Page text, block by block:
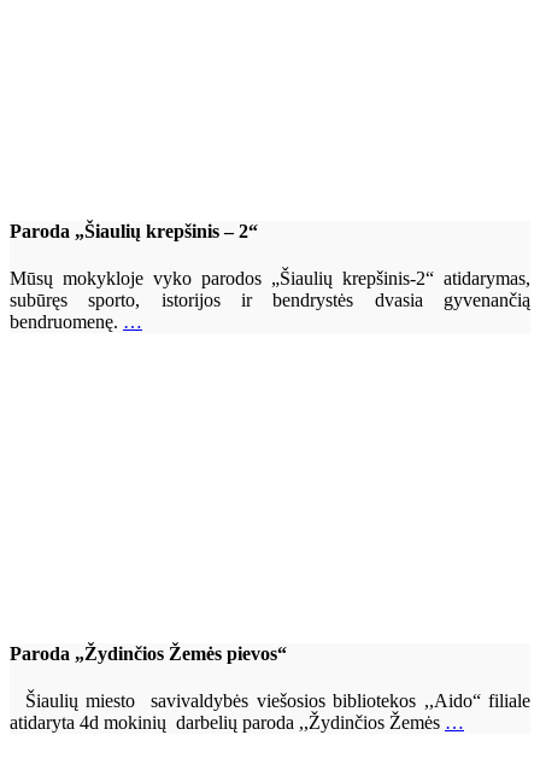
Paroda „Šiaulių krepšinis – 2“
Mūsų mokykloje vyko parodos „Šiaulių krepšinis-2“ atidarymas,
subūręs sporto, istorijos ir bendrystės dvasia gyvenančią
bendruomenę. …
Paroda „Žydinčios Žemės pievos“
Šiaulių miesto savivaldybės viešosios bibliotekos ,,Aido“ filiale
atidaryta 4d mokinių darbelių paroda ,,Žydinčios Žemės …